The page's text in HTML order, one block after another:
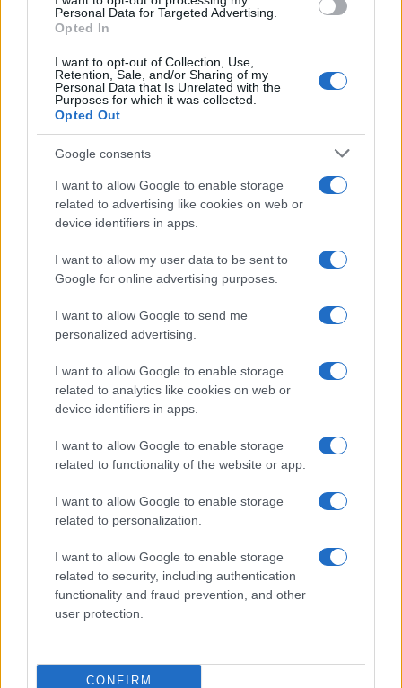
Personal Data for Targeted Advertising.
Opted In
I want to opt-out of Collection, Use,
Retention, Sale, and/or Sharing of my
Personal Data that Is Unrelated with the
Purposes for which it was collected.
Opted Out
Google consents
I want to allow Google to enable storage
related to advertising like cookies on web or
device identifiers in apps.
I want to allow my user data to be sent to
Google for online advertising purposes.
I want to allow Google to send me
personalized advertising.
I want to allow Google to enable storage
related to analytics like cookies on web or
device identifiers in apps.
I want to allow Google to enable storage
related to functionality of the website or app.
I want to allow Google to enable storage
related to personalization.
I want to allow Google to enable storage
related to security, including authentication
functionality and fraud prevention, and other
user protection.
CONFIRM
AUTOR
Consejo editorial
Sigue leyendo